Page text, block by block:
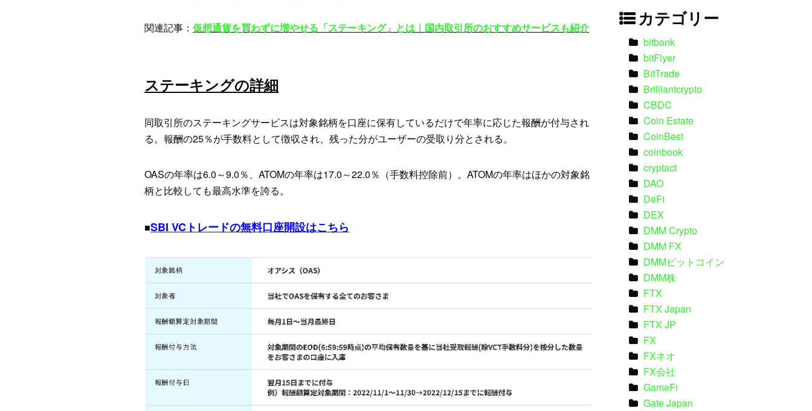
関連記事：仮想通貨を買わずに増やせる「ステーキング」とは｜国内取引所のおすすめサービスも紹介
ステーキングの詳細
同取引所のステーキングサービスは対象銘柄を口座に保有しているだけで年率に応じた報酬が付与され
る。報酬の25％が手数料として徴収され、残った分がユーザーの受取り分とされる。
OASの年率は6.0～9.0％、ATOMの年率は17.0～22.0％（手数料控除前）。ATOMの年率はほかの対象銘
柄と比較しても最高水準を誇る。
■SBI VCトレードの無料口座開設はこちら
カテゴリー
bitbank
bitFlyer
BitTrade
Brilliantcrypto
CBDC
Coin Estate
CoinBest
coinbook
cryptact
DAO
DeFi
DEX
DMM Crypto
DMM FX
DMMビットコイン
DMM株
FTX
FTX Japan
FTX JP
FX
FXネオ
FX会社
GameFi
Gate Japan